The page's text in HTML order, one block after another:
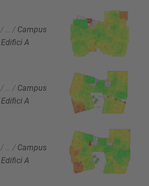
/ … / Campus
Edifici A
/ … / Campus
Edifici A
/ / Campus
Edifici A